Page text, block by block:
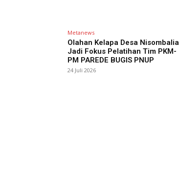
Metanews
Olahan Kelapa Desa Nisombalia
Jadi Fokus Pelatihan Tim PKM-
PM PAREDE BUGIS PNUP
24 Juli 2026